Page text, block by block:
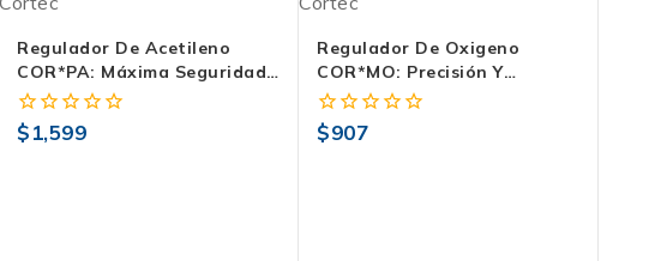
Regulador De Acetileno
COR*PA: Máxima Seguridad
Y Precisión | Trabajo Pesado
0
$1,599
Regulador De Oxigeno
COR*MO: Precisión Y
Seguridad Total En Tu Taller
0
$907